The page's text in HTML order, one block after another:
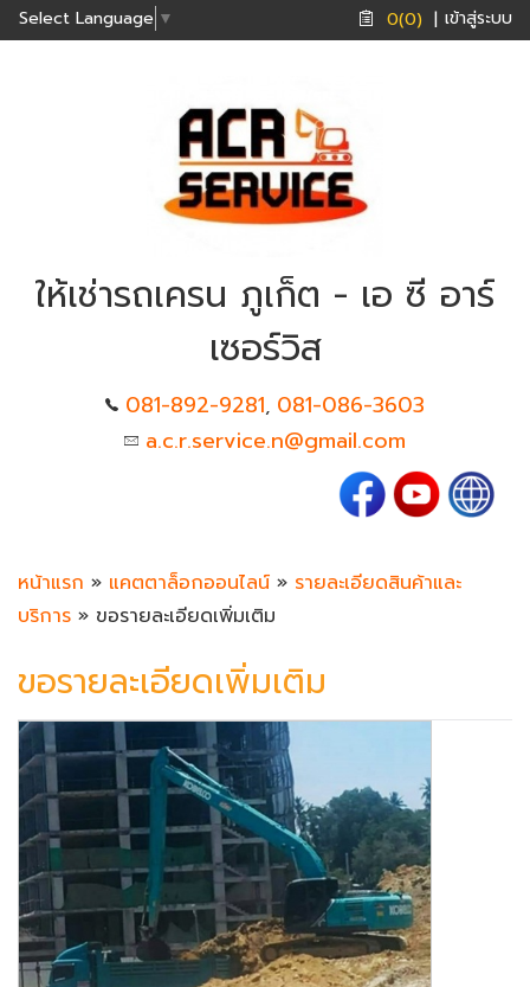
Select Language ▼ 0(0) | เข้าสู่ระบบ
ให้เช่ารถเครน ภูเก็ต - เอ ซี อาร์
เซอร์วิส
081-892-9281, 081-086-3603
a.c.r.service.n@gmail.com
หน้าแรก » แคตตาล็อกออนไลน์ » รายละเอียดสินค้าและ
บริการ » ขอรายละเอียดเพิ่มเติม
ขอรายละเอียดเพิ่มเติม